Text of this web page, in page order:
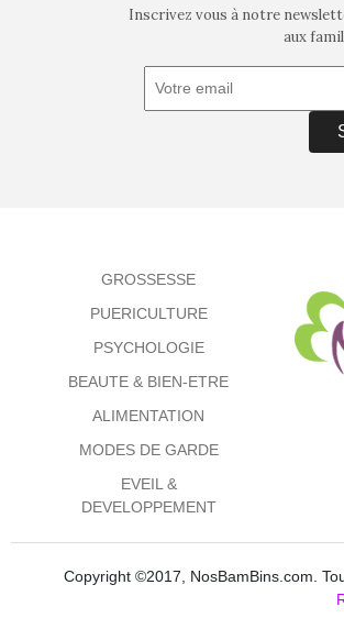
Inscrivez vous à notre
aux
GROSSESSE
PUERICULTURE
PSYCHOLOGIE
BEAUTE & BIEN-ETRE
ALIMENTATION
MODES DE GARDE
EVEIL &
DEVELOPPEMENT
Copyright ©2017, NosBamBins.com.